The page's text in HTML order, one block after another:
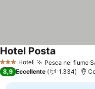
3 StelleHotel Pesca nel fiume
Hotel Posta
8,9 Eccellente 1.334